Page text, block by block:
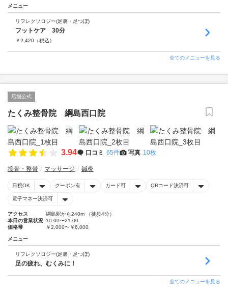
メニュー
リフレクソロジー(足裏・足つぼ)
フットケア 30分
￥2,420 （税込）
全てのメニューを見る
店舗公式
たくみ整骨院 綱島西口院
3.94 口コミ 65件 写真 10枚
接骨・整骨 マッサージ 鍼灸
日祝OK クーポン有 カード可 QRコード決済可
電子マネー決済可
アクセス
綱島駅から240m （徒歩4分）
本日の営業状況 10:00〜21:00
価格帯
￥2,000〜￥6,000
メニュー
リフレクソロジー(足裏・足つぼ)
足の疲れ、むくみに！
全てのメニューを見る